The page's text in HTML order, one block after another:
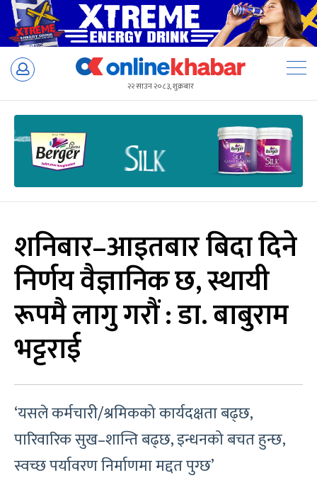
Skip
२२ साउन २०८३, शुक्रबार
शनिबार–आइतबार बिदा दिने
निर्णय वैज्ञानिक छ, स्थायी
रूपमै लागु गरौं : डा. बाबुराम
भट्टराई
‘यसले कर्मचारी/श्रमिकको कार्यदक्षता बढ्छ,
पारिवारिक सुख–शान्ति बढ्छ, इन्धनको बचत हुन्छ,
स्वच्छ पर्यावरण निर्माणमा मद्दत पुग्छ’